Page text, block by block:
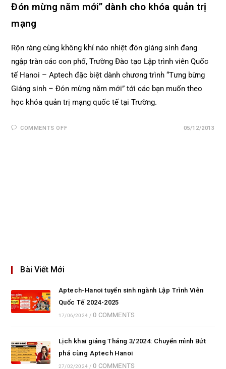
Đón mừng năm mới” dành cho khóa quản trị
mạng
Rộn ràng cùng không khí náo nhiệt đón giáng sinh đang
ngập tràn các con phố, Trường Đào tạo Lập trình viên Quốc
tế Hanoi – Aptech đặc biệt dành chương trình “Tưng bừng
Giáng sinh – Đón mừng năm mới” tới các bạn muốn theo
học khóa quản trị mạng quốc tế tại Trường.
COMMENTS OFF 05/12/2013
Bài Viết Mới
Aptech-Hanoi tuyển sinh ngành Lập Trình Viên
Quốc Tế 2024-2025
17/06/2024 / 0 COMMENTS
Lịch khai giảng Tháng 3/2024: Chuyển mình Bứt
phá cùng Aptech Hanoi
27/02/2024 / 0 COMMENTS